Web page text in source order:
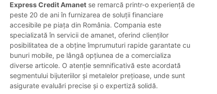
Express Credit Amanet se remarcă printr-o experiență de
peste 20 de ani în furnizarea de soluții financiare
accesibile pe piața din România. Compania este
specializată în servicii de amanet, oferind clienților
posibilitatea de a obține împrumuturi rapide garantate cu
bunuri mobile, pe lângă opțiunea de a comercializa
diverse articole. O atenție semnificativă este acordată
segmentului bijuteriilor și metalelor prețioase, unde sunt
asigurate evaluări precise și o expertiză solidă.